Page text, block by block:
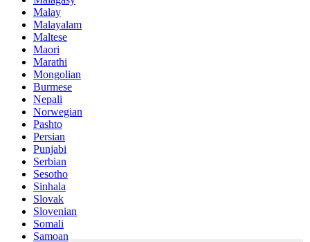
Malay
Malayalam
Maltese
Maori
Marathi
Mongolian
Burmese
Nepali
Norwegian
Pashto
Persian
Punjabi
Serbian
Sesotho
Sinhala
Slovak
Slovenian
Somali
Samoan